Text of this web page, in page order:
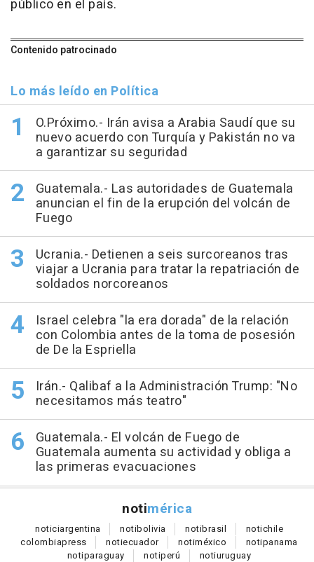
público en el país.
Contenido patrocinado
Lo más leído en Política
O.Próximo.- Irán avisa a Arabia Saudí que su
nuevo acuerdo con Turquía y Pakistán no va
a garantizar su seguridad
Guatemala.- Las autoridades de Guatemala
anuncian el fin de la erupción del volcán de
Fuego
Ucrania.- Detienen a seis surcoreanos tras
viajar a Ucrania para tratar la repatriación de
soldados norcoreanos
Israel celebra "la era dorada" de la relación
con Colombia antes de la toma de posesión
de De la Espriella
Irán.- Qalibaf a la Administración Trump: "No
necesitamos más teatro"
Guatemala.- El volcán de Fuego de
Guatemala aumenta su actividad y obliga a
las primeras evacuaciones
notimérica
noticiargentina notibolivia notibrasil notichile
colombiapress notiecuador notiméxico notipanama
notiparaguay notiperú notiuruguay